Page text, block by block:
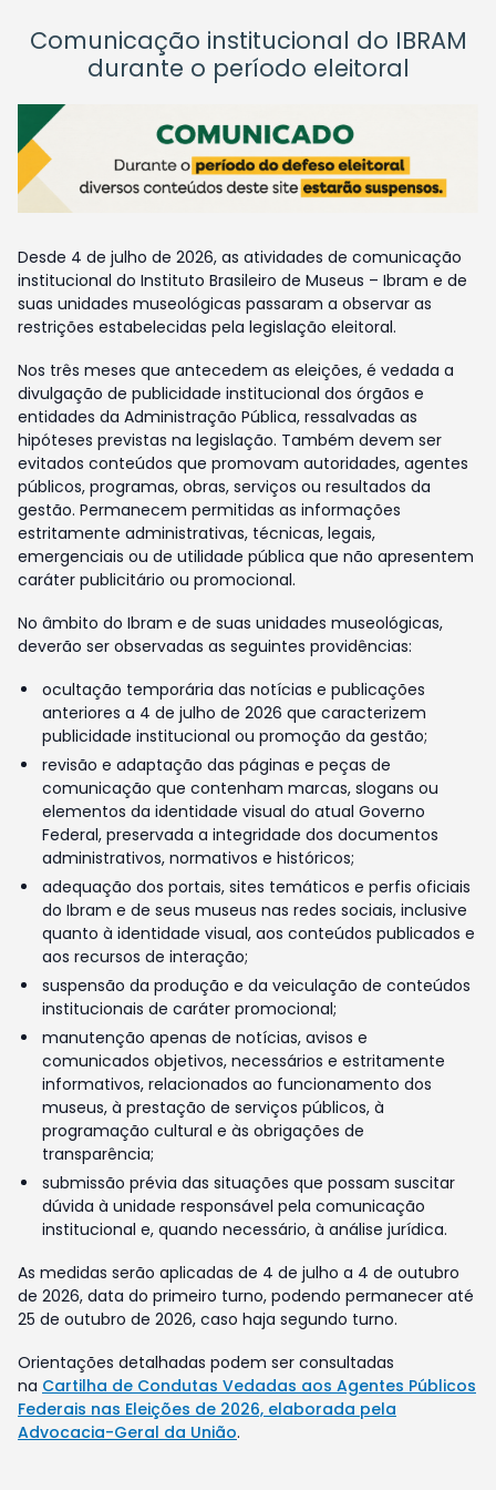
Comunicação institucional do IBRAM
durante o período eleitoral
Desde 4 de julho de 2026, as atividades de comunicação
institucional do Instituto Brasileiro de Museus – Ibram e de
suas unidades museológicas passaram a observar as
restrições estabelecidas pela legislação eleitoral.
Nos três meses que antecedem as eleições, é vedada a
divulgação de publicidade institucional dos órgãos e
entidades da Administração Pública, ressalvadas as
hipóteses previstas na legislação. Também devem ser
evitados conteúdos que promovam autoridades, agentes
públicos, programas, obras, serviços ou resultados da
gestão. Permanecem permitidas as informações
estritamente administrativas, técnicas, legais,
emergenciais ou de utilidade pública que não apresentem
caráter publicitário ou promocional.
No âmbito do Ibram e de suas unidades museológicas,
deverão ser observadas as seguintes providências:
ocultação temporária das notícias e publicações
anteriores a 4 de julho de 2026 que caracterizem
publicidade institucional ou promoção da gestão;
revisão e adaptação das páginas e peças de
comunicação que contenham marcas, slogans ou
elementos da identidade visual do atual Governo
Federal, preservada a integridade dos documentos
administrativos, normativos e históricos;
adequação dos portais, sites temáticos e perfis oficiais
do Ibram e de seus museus nas redes sociais, inclusive
quanto à identidade visual, aos conteúdos publicados e
aos recursos de interação;
suspensão da produção e da veiculação de conteúdos
institucionais de caráter promocional;
manutenção apenas de notícias, avisos e
comunicados objetivos, necessários e estritamente
informativos, relacionados ao funcionamento dos
museus, à prestação de serviços públicos, à
programação cultural e às obrigações de
transparência;
submissão prévia das situações que possam suscitar
dúvida à unidade responsável pela comunicação
institucional e, quando necessário, à análise jurídica.
As medidas serão aplicadas de 4 de julho a 4 de outubro
de 2026, data do primeiro turno, podendo permanecer até
25 de outubro de 2026, caso haja segundo turno.
Orientações detalhadas podem ser consultadas
na Cartilha de Condutas Vedadas aos Agentes Públicos
Federais nas Eleições de 2026, elaborada pela
Advocacia-Geral da União.